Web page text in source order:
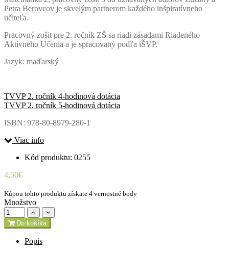
Petra Berovcov je skvelým partnerom každého inšpiratívneho
učiteľa.
Pracovný zošit pre 2. ročník ZŠ sa riadi zásadami Riadeného
Aktívneho Učenia a je spracovaný podľa iŠVP.
Jazyk: maďarský
TVVP 2. ročník 4-hodinová dotácia
TVVP 2. ročník 5-hodinová dotácia
ISBN: 978-80-8979-280-1
Viac info
Kód produktu: 0255
4,50€
Kúpou tohto produktu získate 4 vernostné body
Množstvo
Do košíka
Popis